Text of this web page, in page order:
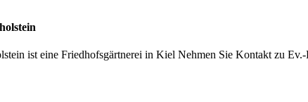
ist eine Friedhofsgärtnerei in Kiel Nehmen Sie Kontakt zu